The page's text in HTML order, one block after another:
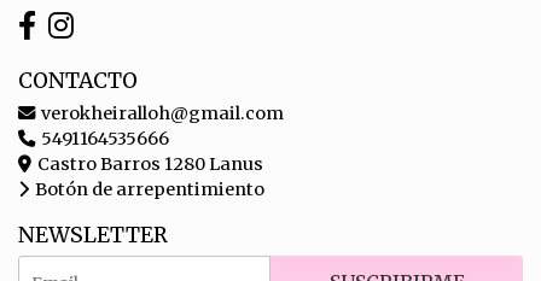
CONTACTO
verokheiralloh@gmail.com
5491164535666
Castro Barros 1280 Lanus
Botón de arrepentimiento
NEWSLETTER